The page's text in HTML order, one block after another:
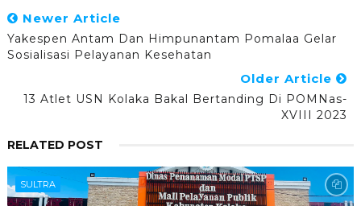
Newer Article
Yakespen Antam Dan Himpunantam Pomalaa Gelar
Sosialisasi Pelayanan Kesehatan
Older Article
13 Atlet USN Kolaka Bakal Bertanding Di POMNas-
XVIII 2023
RELATED POST
SULTRA